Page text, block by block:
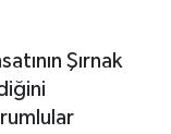
Şırnak